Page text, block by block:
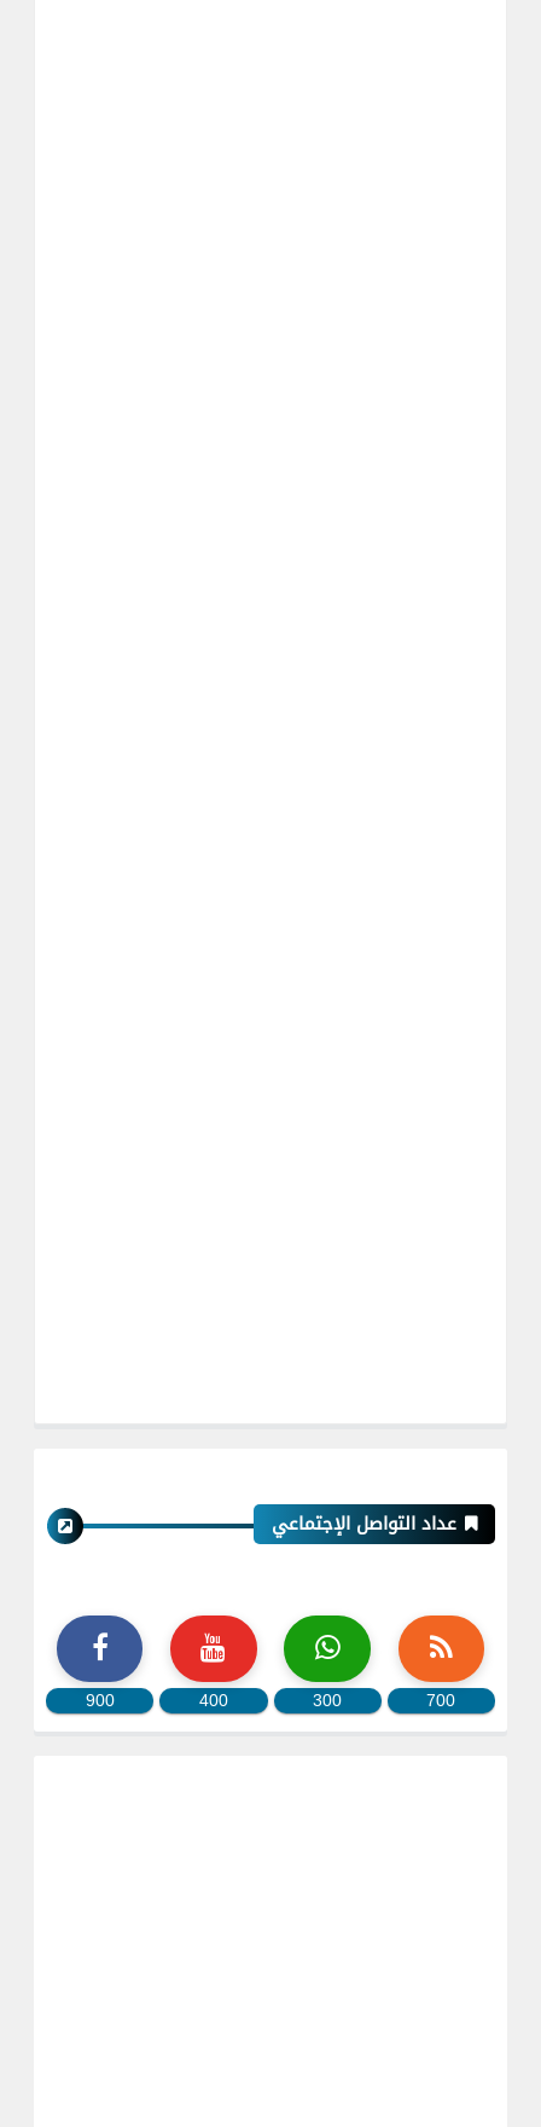
عداد التواصل الإجتماعي
700
300
400
900